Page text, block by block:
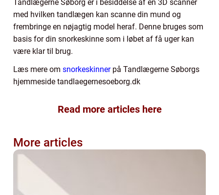
Tandlægerne Søborg er i besiddelse af en 3D scanner
med hvilken tandlægen kan scanne din mund og
frembringe en nøjagtig model heraf. Denne bruges som
basis for din snorkeskinne som i løbet af få uger kan
være klar til brug.
Læs mere om snorkeskinnerpå Tandlægerne Søborgs
hjemmeside tandlaegernesoeborg.dk
Read more articles here
More articles